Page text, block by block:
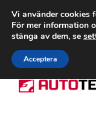
Ring
Hoppa
till
Hoppa
till
Vi använder cookies
För mer information
stänga av dem, se
Acceptera